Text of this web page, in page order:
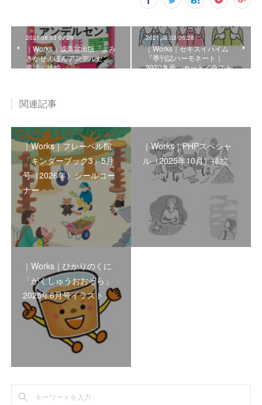
2021.08.03 07:26
｜Works｜成美堂出版『よみ
きかせえほんアンデルセン
童話』挿絵
2021.08.03 06:28
｜Works｜セキスイハイム
『季刊誌ハーモネート｜
2020冬号』カットイラスト
関連記事
｜Works｜フレーベル館
「キンダーブック3」5月
号（2026年）シールコー
ナー
｜Works｜PHPスペシャ
ル（2025年10月）挿絵
｜Works｜ひかりのくに
「がくしゅうおおぞら」
2025年6月号イラスト